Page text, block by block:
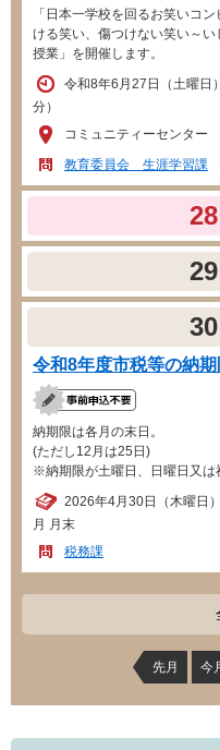
「日本一学校を回るお笑いコ
ける笑い、傷つけない笑い～
授業」を開催します。
令和8年6月27日（土曜日
分）
コミュニティーセンター
教育委員会 生涯学習課
28
29
30
令和8年度市税等の納
納期限は各月の末日。
(ただし12月は25日)
※納期限が土曜日、日曜日又は
2026年4月30日（木曜日
月 月末
税務課
先月 今